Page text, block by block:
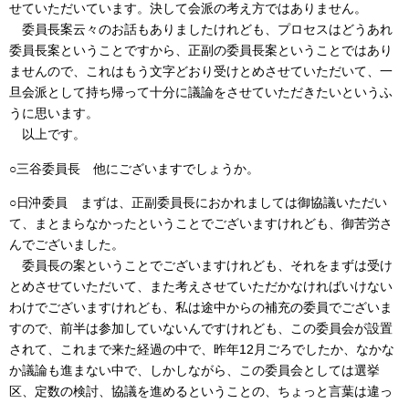
せていただいています。決して会派の考え方ではありません。
委員長案云々のお話もありましたけれども、プロセスはどうあれ
委員長案ということですから、正副の委員長案ということではあり
ませんので、これはもう文字どおり受けとめさせていただいて、一
旦会派として持ち帰って十分に議論をさせていただきたいというふ
うに思います。
以上です。
○三谷委員長 他にございますでしょうか。
○日沖委員 まずは、正副委員長におかれましては御協議いただい
て、まとまらなかったということでございますけれども、御苦労さ
んでございました。
委員長の案ということでございますけれども、それをまずは受け
とめさせていただいて、また考えさせていただかなければいけない
わけでございますけれども、私は途中からの補充の委員でございま
すので、前半は参加していないんですけれども、この委員会が設置
されて、これまで来た経過の中で、昨年12月ごろでしたか、なかな
か議論も進まない中で、しかしながら、この委員会としては選挙
区、定数の検討、協議を進めるということの、ちょっと言葉は違っ